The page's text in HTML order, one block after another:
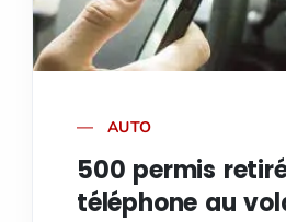
AUTO
500 permis
téléphone au